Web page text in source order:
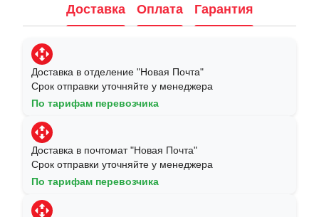
Доставка Оплата Гарантия
Доставка в отделение "Новая Почта"
Срок отправки уточняйте у менеджера
По тарифам перевозчика
Доставка в почтомат "Новая Почта"
Срок отправки уточняйте у менеджера
По тарифам перевозчика